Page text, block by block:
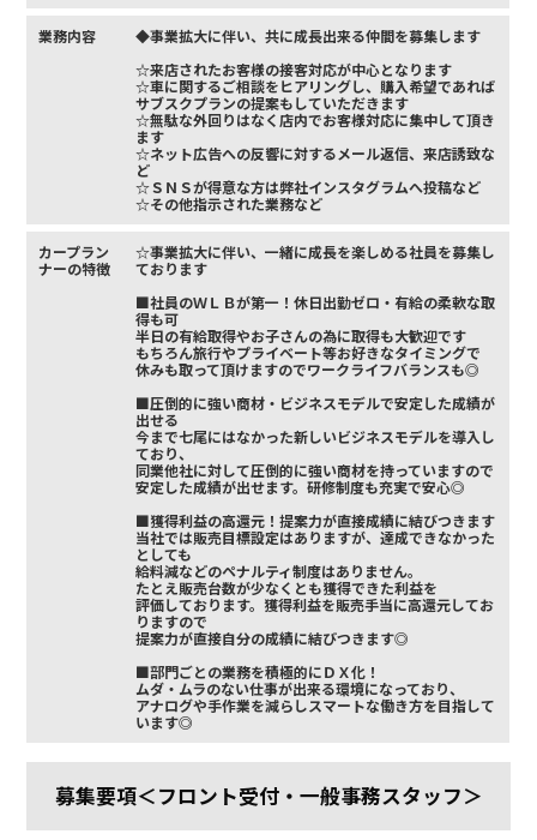
業務内容
◆事業拡大に伴い、共に成長出来る仲間を募集します
☆来店されたお客様の接客対応が中心となります
☆車に関するご相談をヒアリングし、購入希望であれば
サブスクプランの提案もしていただきます
☆無駄な外回りはなく店内でお客様対応に集中して頂き
ます
☆ネット広告への反響に対するメール返信、来店誘致な
ど
☆ＳＮＳが得意な方は弊社インスタグラムへ投稿など
☆その他指示された業務など
カープラン
ナーの特徴
☆事業拡大に伴い、一緒に成長を楽しめる社員を募集し
ております
■社員のＷＬＢが第一！休日出勤ゼロ・有給の柔軟な取
得も可
半日の有給取得やお子さんの為に取得も大歓迎です
もちろん旅行やプライベート等お好きなタイミングで
休みも取って頂けますのでワークライフバランスも◎
■圧倒的に強い商材・ビジネスモデルで安定した成績が
出せる
今まで七尾にはなかった新しいビジネスモデルを導入し
ており、
同業他社に対して圧倒的に強い商材を持っていますので
安定した成績が出せます。研修制度も充実で安心◎
■獲得利益の高還元！提案力が直接成績に結びつきます
当社では販売目標設定はありますが、達成できなかった
としても
給料減などのペナルティ制度はありません。
たとえ販売台数が少なくとも獲得できた利益を
評価しております。獲得利益を販売手当に高還元してお
りますので
提案力が直接自分の成績に結びつきます◎
■部門ごとの業務を積極的にＤＸ化！
ムダ・ムラのない仕事が出来る環境になっており、
アナログや手作業を減らしスマートな働き方を目指して
います◎
募集要項＜フロント受付・一般事務スタッフ＞